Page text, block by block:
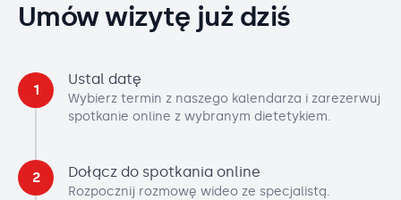
Umów wizytę już dziś
1
Ustal datę
Wybierz termin z naszego kalendarza i zarezerwuj
spotkanie online z wybranym dietetykiem.
2 Dołącz do spotkania online
Rozpocznij rozmowę wideo ze specjalistą.